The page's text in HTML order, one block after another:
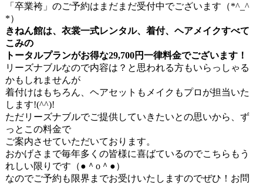
「卒業袴」のご予約はまだまだ受付中でございます（*^_^
*）
きねん館は、衣裳一式レンタル、着付、ヘアメイクすべて
こみの
トータルプランがお得な29,700円一律料金でございます！
リーズナブルなので内容は？と思われる方もいらっしゃる
かもしれませんが
着付けはもちろん、ヘアセットもメイクもプロが担当いた
します!(^^)!
ただリーズナブルでご提供していきたいとの思いから、ず
っとこの料金で
ご案内させていただいております。
おかげさまで毎年多くの皆様に喜ばているのでこちらもう
れしい限りです（●＾o＾●）
なのでご予約も限界までお受けいたしますのでぜひ！お問